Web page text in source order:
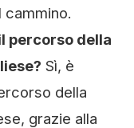
percorso della
Sì, è
della
grazie alla